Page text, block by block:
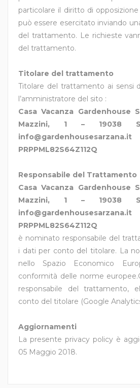
particolare il diritto di
può essere esercitato inviando
del trattamento. Le richieste
del trattamento.
Titolare del trattamento
Titolare del trattamento ai sensi
l’amministratore del sito :
Casa Vacanza Gardenhouse
Mazzini, 1 – 19038
PRPPML82S64Z112Q
Responsabile del Trattamento
Casa Vacanza Gardenhouse
Mazzini, 1 – 19038
PRPPML82S64Z112Q
è nominato responsabile del
i dati per conto del titolare. La
nello Spazio Economico
conformità delle norme
responsabile del trattamento,
conto del titolare (Google
Aggiornamenti
La presente privacy policy è
05 Maggio 2018.